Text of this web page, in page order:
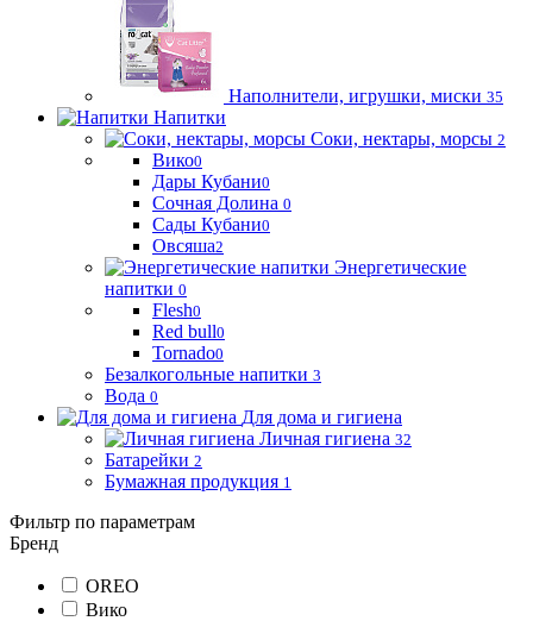
Наполнители, игрушки, миски 35
Напитки
Соки, нектары, морсы 2
Вико0
Дары Кубани0
Сочная Долина 0
Сады Кубани0
Овсяша2
Энергетические
напитки 0
Flesh0
Red bull0
Tornado0
Безалкогольные напитки 3
Вода 0
Для дома и гигиена
Личная гигиена 32
Батарейки 2
Бумажная продукция 1
Фильтр по параметрам
Бренд
OREO
Вико